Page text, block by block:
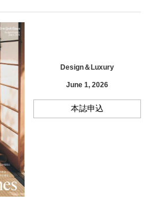
Design＆Luxury
June 1, 2026
本誌申込